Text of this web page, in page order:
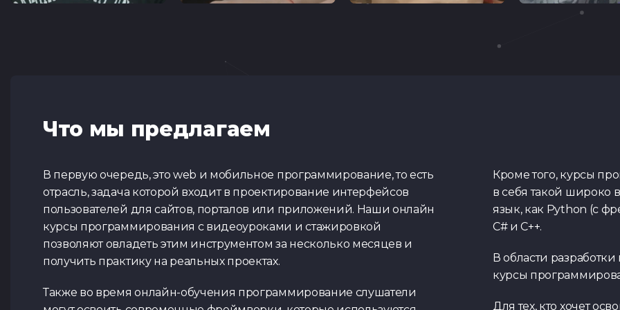
Что мы предлагаем
В первую очередь, это web и мобильное программирование, то есть
отрасль, задача которой входит в проектирование интерфейсов
пользователей для сайтов, порталов или приложений. Наши онлайн
курсы программирования с видеоуроками и стажировкой
позволяют овладеть этим инструментом за несколько месяцев и
получить практику на реальных проектах.
Также во время онлайн-обучения программирование слушатели
Кроме того, курсы
в себя такой широко
язык, как Python (с
C# и C++.
В области
курсы
Для тех, кто хочет